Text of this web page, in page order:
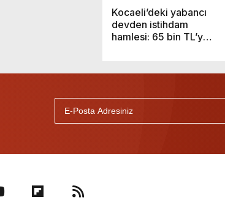
Kocaeli’deki yabancı
devden istihdam
hamlesi: 65 bin TL’ye